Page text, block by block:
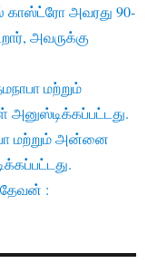
காஸ்ட்ரோ அவரது 90-
அவருக்கு
மற்றும்
அனுஸ்டிக்கப்பட்டது.
மற்றும் அன்னை
: